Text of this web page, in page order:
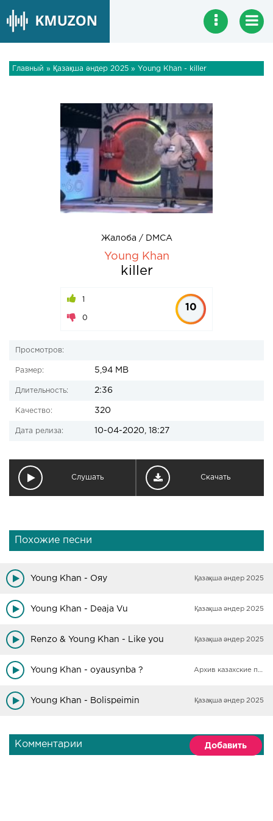
Главный » Қазақша әндер 2025 » Young Khan - killer
Жалоба / DMCA
Young Khan
killer
1
0
10
Просмотров:
Размер: 5,94 MB
Длительность: 2:36
Качество: 320
Дата релиза: 10-04-2020, 18:27
Слушать Скачать
Похожие песни
Young Khan - Ояу Қазақша әндер 2025
Young Khan - Deaja Vu Қазақша әндер 2025
Renzo & Young Khan - Like you Қазақша әндер 2025
Young Khan - oyausynba ? Архив казахские песни
Young Khan - Bolispeimin Қазақша әндер 2025
Комментарии Добавить